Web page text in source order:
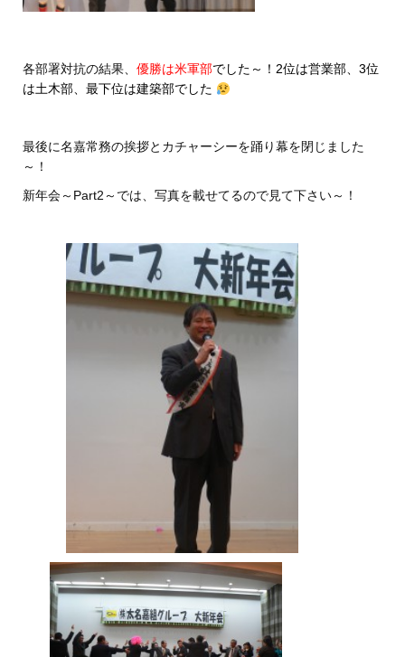
各部署対抗の結果、 優勝は米軍部でした～！2位は営業部、3位
は土木部、最下位は建築部でした
最後に名嘉常務の挨拶とカチャーシーを踊り幕を閉じました
～！
新年会～Part2～では、写真を載せてるので見て下さい～！